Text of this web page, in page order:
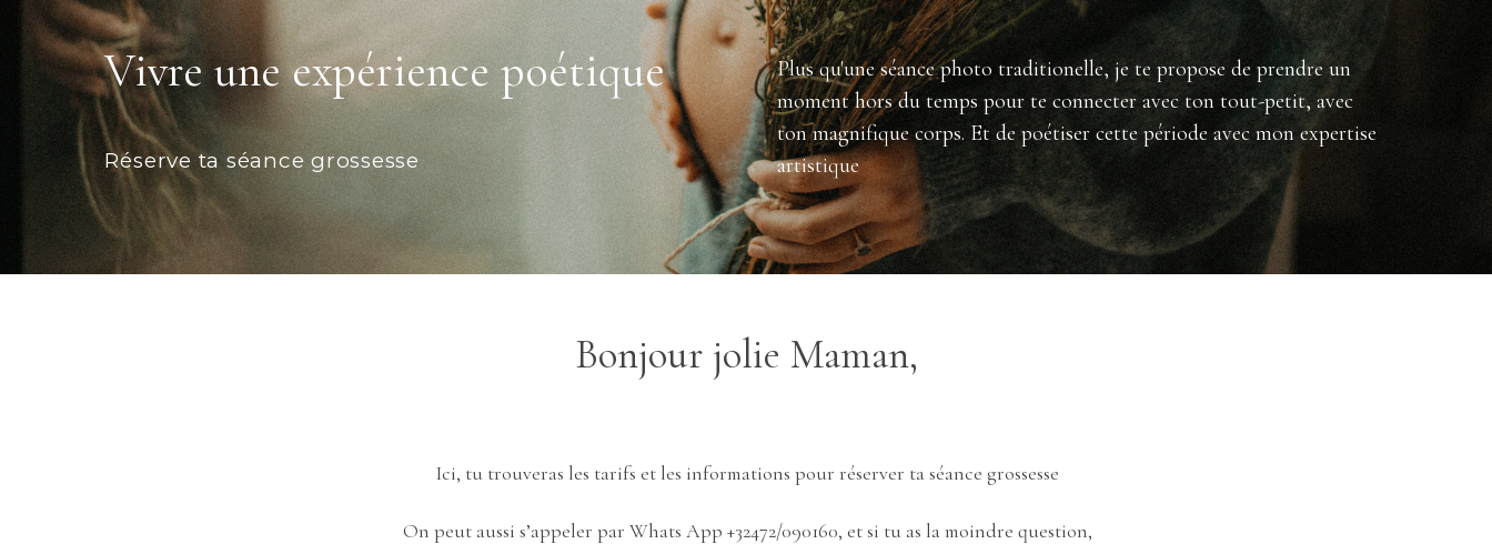
Vivre une expérience poétique
Réserve ta séance grossesse
Plus qu'une séance photo traditionelle, je te propose de prendre un
moment hors du temps pour te connecter avec ton tout-petit, avec
ton magnifique corps. Et de poétiser cette période avec mon expertise
artistique
Bonjour jolie Maman,
Ici, tu trouveras les tarifs et les informations pour réserver ta séance grossesse
On peut aussi s’appeler par Whats App +32472/090160, et si tu as la moindre question,